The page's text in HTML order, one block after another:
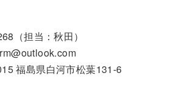
（担当：秋田）
福島県白河市松葉131-6